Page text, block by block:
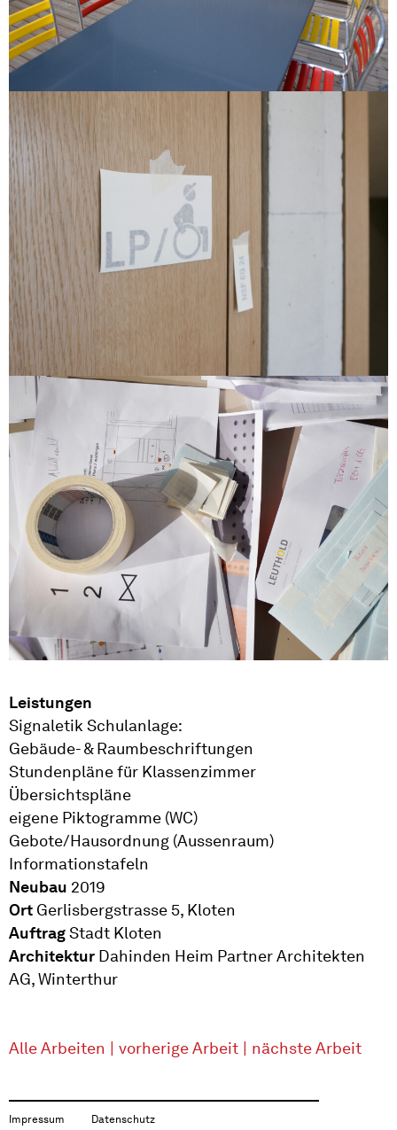
Leistungen
Signaletik Schulanlage:
Gebäude- & Raumbeschriftungen
Stundenpläne für Klassenzimmer
Übersichtspläne
eigene Piktogramme (WC)
Gebote/Hausordnung (Aussenraum)
Informationstafeln
Neubau 2019
Ort Gerlisbergstrasse 5, Kloten
AuftragStadt Kloten
Architektur Dahinden Heim Partner Architekten
AG, Winterthur
Alle Arbeiten vorherige Arbeit nächste Arbeit
Impressum Datenschutz